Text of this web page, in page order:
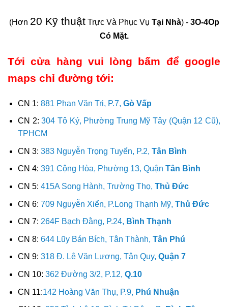
(Hơn 20 Kỹ thuậtTrực Và Phục Vụ Tại Nhà) - 3O-4Op
Có Mặt.
Tới cửa hàng vui lòng bấm để google
maps chỉ đường tới:
CN 1: 881 Phan Văn Trị, P.7, Gò Vấp
CN 2:304 Tô Ký, Phường Trung Mỹ Tây (Quận 12 Cũ),
TPHCM
CN 3: 383 Nguyễn Trọng Tuyển, P.2, Tân Bình
CN 4: 391 Cộng Hòa, Phường 13, Quận Tân Bình
CN 5: 415A Song Hành, Trường Thọ, Thủ Đức
CN 6: 709 Nguyễn Xiển, P.Long Thạnh Mỹ, Thủ Đức
CN 7: 264F Bạch Đằng, P.24, Bình Thạnh
CN 8: 644 Lũy Bán Bích, Tân Thành, Tân Phú
CN 9: 318 Đ. Lê Văn Lương, Tân Quy, Quận 7
CN 10: 362 Đường 3/2, P.12, Q.10
CN 11:142 Hoàng Văn Thụ, P.9, Phú Nhuận